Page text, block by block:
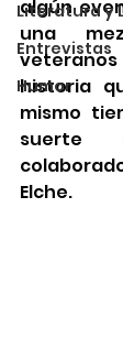
Literatura y
Entrevistas
Humor
algún
una
historia
mismo
suerte
Elche.